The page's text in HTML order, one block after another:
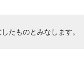
たものとみなします。